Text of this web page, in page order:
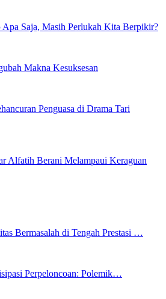
Saja, Masih Perlukah Kita Berpikir?
Makna Kesuksesan
Penguasa di Drama Tari
Alfatih Berani Melampaui Keraguan
Bermasalah di Tengah Prestasi …
Perpeloncoan: Polemik…